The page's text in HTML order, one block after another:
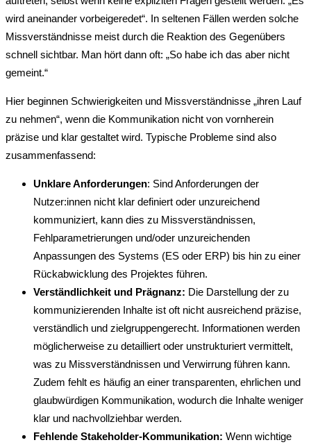
wird aneinander vorbeigeredet“. In seltenen Fällen werden solche
Missverständnisse meist durch die Reaktion des Gegenübers
schnell sichtbar. Man hört dann oft: „So habe ich das aber nicht
gemeint.“
Hier beginnen Schwierigkeiten und Missverständnisse „ihren Lauf
zu nehmen“, wenn die Kommunikation nicht von vornherein
präzise und klar gestaltet wird. Typische Probleme sind also
zusammenfassend:
Unklare Anforderungen: Sind Anforderungen der
Nutzer:innen nicht klar definiert oder unzureichend
kommuniziert, kann dies zu Missverständnissen,
Fehlparametrierungen und/oder unzureichenden
Anpassungen des Systems (ES oder ERP) bis hin zu einer
Rückabwicklung des Projektes führen.
Verständlichkeit und Prägnanz: Die Darstellung der zu
kommunizierenden Inhalte ist oft nicht ausreichend präzise,
verständlich und zielgruppengerecht. Informationen werden
möglicherweise zu detailliert oder unstrukturiert vermittelt,
was zu Missverständnissen und Verwirrung führen kann.
Zudem fehlt es häufig an einer transparenten, ehrlichen und
glaubwürdigen Kommunikation, wodurch die Inhalte weniger
klar und nachvollziehbar werden.
Fehlende Stakeholder-Kommunikation: Wenn wichtige